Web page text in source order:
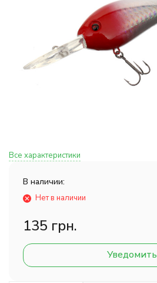
Все характеристики
В наличии:
Нет в наличии
135 грн.
Уведомить